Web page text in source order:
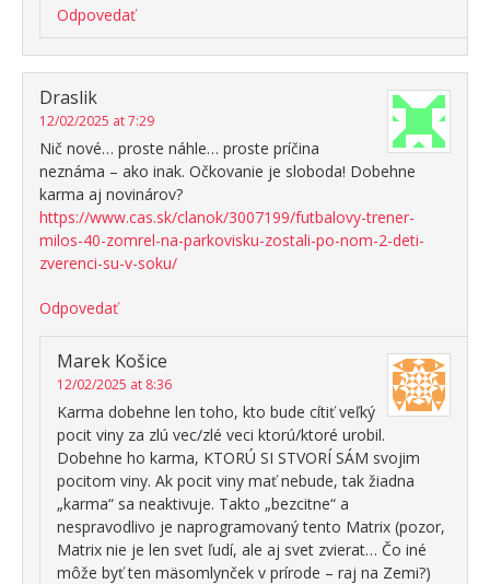
Odpovedať
Draslik
12/02/2025 at 7:29
Nič nové… proste náhle… proste príčina
neznáma – ako inak. Očkovanie je sloboda! Dobehne
karma aj novinárov?
https://www.cas.sk/clanok/3007199/futbalovy-trener-
milos-40-zomrel-na-parkovisku-zostali-po-nom-2-deti-
zverenci-su-v-soku/
Odpovedať
Marek Košice
12/02/2025 at 8:36
Karma dobehne len toho, kto bude cítiť veľký
pocit viny za zlú vec/zlé veci ktorú/ktoré urobil.
Dobehne ho karma, KTORÚ SI STVORÍ SÁM svojim
pocitom viny. Ak pocit viny mať nebude, tak žiadna
„karma“ sa neaktivuje. Takto „bezcitne“ a
nespravodlivo je naprogramovaný tento Matrix (pozor,
Matrix nie je len svet ľudí, ale aj svet zvierat… Čo iné
môže byť ten mäsomlynček v prírode – raj na Zemi?)